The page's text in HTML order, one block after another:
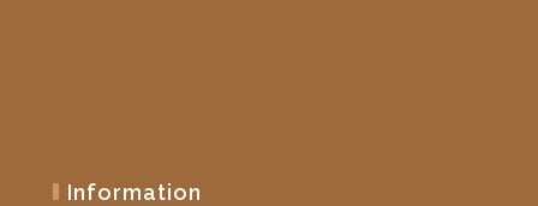
Information